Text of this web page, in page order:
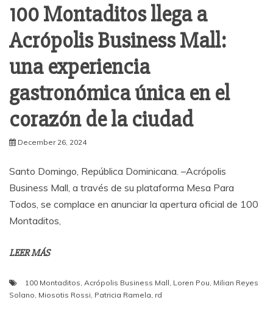
100 Montaditos llega a
Acrópolis Business Mall:
una experiencia
gastronómica única en el
corazón de la ciudad
December 26, 2024
Santo Domingo, República Dominicana. –Acrópolis
Business Mall, a través de su plataforma Mesa Para
Todos, se complace en anunciar la apertura oficial de 100
Montaditos,
LEER MÁS
100 Montaditos Acrópolis Business Mall Loren Pou Milian Reyes
Solano Miosotis Rossi Patricia Ramela rd